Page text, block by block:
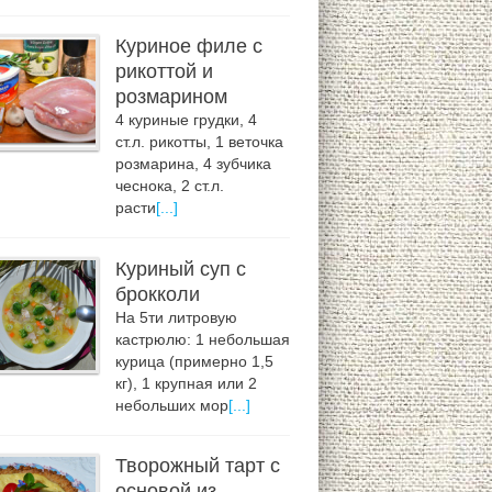
Куриное филе с
рикоттой и
розмарином
4 куриные грудки, 4
ст.л. рикотты, 1 веточка
розмарина, 4 зубчика
чеснока, 2 ст.л.
расти [...]
Куриный суп с
брокколи
На 5ти литровую
кастрюлю: 1 небольшая
курица (примерно 1,5
кг), 1 крупная или 2
небольших мор[...]
Творожный тарт с